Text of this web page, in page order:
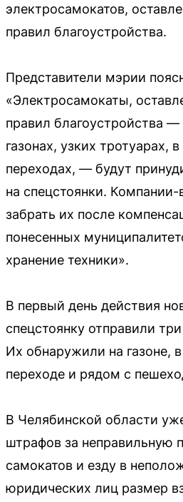
электросамокатов,
правил благоустройства.
Представители мэрии
«Электросамокаты,
правил благоустройства
газонах, узких тротуарах,
переходах, — будут
на спецстоянки.
забрать их после
понесенных
хранение техники».
В первый день действия
спецстоянку отправили
Их обнаружили на газоне,
переходе и рядом с
В Челябинской области
штрафов за неправильную
самокатов и езду в
юридических лиц размер